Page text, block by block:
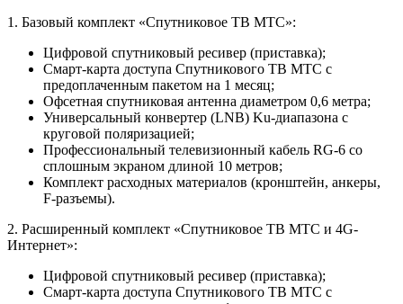
1. Базовый комплект «Спутниковое ТВ МТС»:
Цифровой спутниковый ресивер (приставка);
Смарт-карта доступа Спутникового ТВ МТС с
предоплаченным пакетом на 1 месяц;
Офсетная спутниковая антенна диаметром 0,6 метра;
Универсальный конвертер (LNB) Ku-диапазона с
круговой поляризацией;
Профессиональный телевизионный кабель RG-6 со
сплошным экраном длиной 10 метров;
Комплект расходных материалов (кронштейн, анкеры,
F-разъемы).
2. Расширенный комплект «Спутниковое ТВ МТС и 4G-
Интернет»:
Цифровой спутниковый ресивер (приставка);
Смарт-карта доступа Спутникового ТВ МТС с